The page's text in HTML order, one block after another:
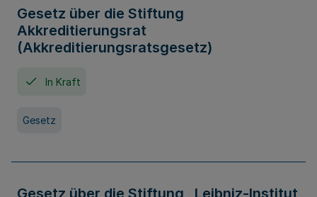
Gesetz über die Stiftung
Akkreditierungsrat
(Akkreditierungsratsgesetz)
In Kraft
Gesetz
Gesetz über die Stiftung „Leibniz-Institut